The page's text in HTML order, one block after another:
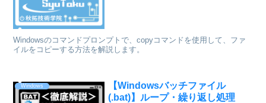
Windowsのコマンドプロンプトで、copyコマンドを使用して、ファ
イルをコピーする方法を解説します。
Windows
【Windowsバッチファイル
(.bat)】ループ・繰り返し処理